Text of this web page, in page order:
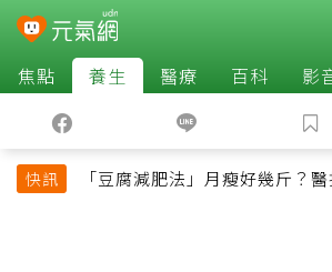
焦點 養生 醫療 百科 影
快訊
「豆腐減肥法」月瘦好幾斤？